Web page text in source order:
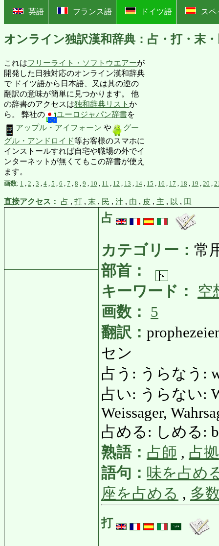
英語 フランス語 ドイツ語 スペ
オンライン独訳漢和辞典：占・打・末
これはフリーライト・ソフトウエアーが
開発した日独対応のオンライン漢和辞典
で ドイツ語から日本語、又は其の逆の
翻訳の意味が簡単に見つかります。 他
の辞書のアクセスは独和辞典リスト か
ら。 弊社の
ユーロジャパン辞書を
アップル・アイフォーン や
グー
グル・アンドロイド等お客様のスマホに
インストールすれば自宅や職場の外でイ
ンターネットが無くてもこの辞書が使え
ます。
画数: 1 2 3 4 5 6 7 8 9 10 11 12 13 14 15 16 17 18 19 20
直接アクセス： 占 , 打 , 末 , 民 , 汁 , 由 , 皮 , 主 , 以 , 田
占
カテゴリー： 常
部首：
キーワード：
空
画数：
5
翻訳：
セン
占う: うらなう:
占い: うらない:
Weissager,
占める: しめる:
熟語： 占師 , 占拠
語句： 味を占め
座を占める , 多
打